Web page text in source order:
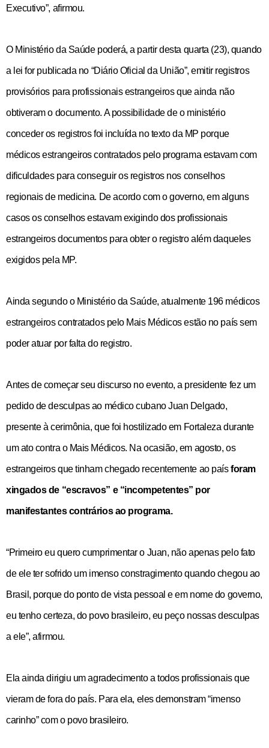
Executivo”, afirmou.
O Ministério da Saúde poderá, a partir desta quarta (23), quando
a lei for publicada no “Diário Oficial da União”, emitir registros
provisórios para profissionais estrangeiros que ainda não
obtiveram o documento. A possibilidade de o ministério
conceder os registros foi incluída no texto da MP porque
médicos estrangeiros contratados pelo programa estavam com
dificuldades para conseguir os registros nos conselhos
regionais de medicina. De acordo com o governo, em alguns
casos os conselhos estavam exigindo dos profissionais
estrangeiros documentos para obter o registro além daqueles
exigidos pela MP.
Ainda segundo o Ministério da Saúde, atualmente 196 médicos
estrangeiros contratados pelo Mais Médicos estão no país sem
poder atuar por falta do registro.
Antes de começar seu discurso no evento, a presidente fez um
pedido de desculpas ao médico cubano Juan Delgado,
presente à cerimônia, que foi hostilizado em Fortaleza durante
um ato contra o Mais Médicos. Na ocasião, em agosto, os
estrangeiros que tinham chegado recentemente ao paísforam
xingados de “escravos” e “incompetentes” por
manifestantes contrários ao programa.
“Primeiro eu quero cumprimentar o Juan, não apenas pelo fato
de ele ter sofrido um imenso constragimento quando chegou ao
Brasil, porque do ponto de vista pessoal e em nome do governo,
eu tenho certeza, do povo brasileiro, eu peço nossas desculpas
a ele”, afirmou.
Ela ainda dirigiu um agradecimento a todos profissionais que
vieram de fora do país. Para ela, eles demonstram “imenso
carinho” com o povo brasileiro.